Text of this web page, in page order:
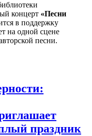
концерт «Песни
в поддержку
на одной сцене
песни.
праздник